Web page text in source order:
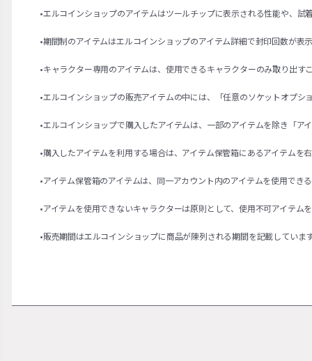
•エルコインショップのアイテムはツールチップに表示される性能や、
•期間制のアイテムはエルコインショップのアイテム詳細で封印回数が
•キャラクター専用のアイテムは、使用できるキャラクターのみ取り出す
•エルコインショップの販売アイテムの中には、「任意のソケットオプ
•エルコインショップで購入したアイテムは、一部のアイテムを除き「ア
•購入したアイテムを利用する場合は、アイテム保管箱にあるアイテムを
•アイテム保管箱のアイテムは、同一アカウント内のアイテムを使用でき
•アイテムを使用できないキャラクターは原則として、使用不可アイテム
•販売期間はエルコインショップに商品が陳列される期間を記載してい